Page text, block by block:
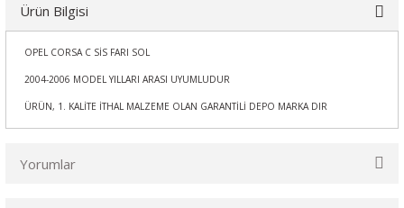
Ürün Bilgisi
OPEL CORSA C SİS FARI SOL
2004-2006 MODEL YILLARI ARASI UYUMLUDUR
ÜRÜN, 1. KALİTE İTHAL MALZEME OLAN GARANTİLİ DEPO MARKA DIR
Yorumlar